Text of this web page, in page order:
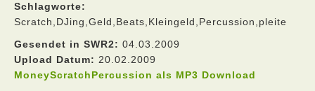
Schlagworte:
Scratch,DJing,Geld,Beats,Kleingeld,Percussion,pleite
Gesendet in SWR2: 04.03.2009
Upload Datum: 20.02.2009
MoneyScratchPercussion als MP3 Download